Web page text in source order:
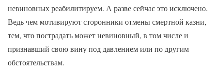
невиновных реабилитируем. А разве сейчас это исключено.
Ведь чем мотивируют сторонники отмены смертной казни,
тем, что пострадать может невиновный, в том числе и
признавший свою вину под давлением или по другим
обстоятельствам.